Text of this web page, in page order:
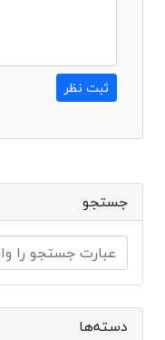
ثبت نظر
جستجو
دسته‌ها